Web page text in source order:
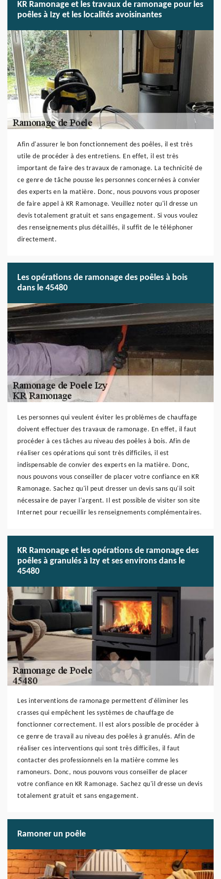
KR Ramonage et les travaux de ramonage pour les
poêles à Izy et les localités avoisinantes
Afin d'assurer le bon fonctionnement des poêles, il est très
utile de procéder à des entretiens. En effet, il est très
important de faire des travaux de ramonage. La technicité de
ce genre de tâche pousse les personnes concernées à convier
des experts en la matière. Donc, nous pouvons vous proposer
de faire appel à KR Ramonage. Veuillez noter qu'il dresse un
devis totalement gratuit et sans engagement. Si vous voulez
des renseignements plus détaillés, il suffit de le téléphoner
directement.
Les opérations de ramonage des poêles à bois
dans le 45480
Les personnes qui veulent éviter les problèmes de chauffage
doivent effectuer des travaux de ramonage. En effet, il faut
procéder à ces tâches au niveau des poêles à bois. Afin de
réaliser ces opérations qui sont très difficiles, il est
indispensable de convier des experts en la matière. Donc,
nous pouvons vous conseiller de placer votre confiance en KR
Ramonage. Sachez qu'il peut dresser un devis sans qu'il soit
nécessaire de payer l'argent. Il est possible de visiter son site
Internet pour recueillir les renseignements complémentaires.
KR Ramonage et les opérations de ramonage des
poêles à granulés à Izy et ses environs dans le
45480
Les interventions de ramonage permettent d'éliminer les
crasses qui empêchent les systèmes de chauffage de
fonctionner correctement. Il est alors possible de procéder à
ce genre de travail au niveau des poêles à granulés. Afin de
réaliser ces interventions qui sont très difficiles, il faut
contacter des professionnels en la matière comme les
ramoneurs. Donc, nous pouvons vous conseiller de placer
votre confiance en KR Ramonage. Sachez qu'il dresse un devis
totalement gratuit et sans engagement.
Ramoner un poêle